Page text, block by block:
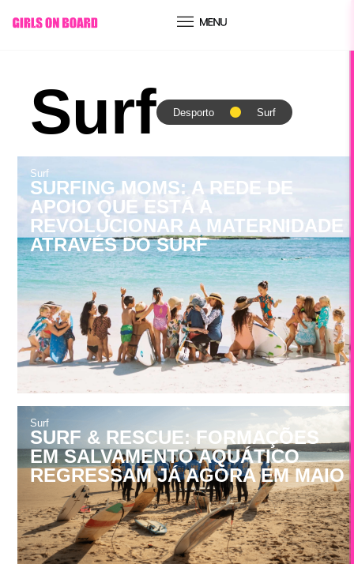
Surf Desporto Surf
Surf
SURFING MOMS: A REDE DE
APOIO QUE ESTÁ A
REVOLUCIONAR A MATERNIDADE
ATRAVÉS DO SURF
Surf
SURF & RESCUE: FORMAÇÕES
EM SALVAMENTO AQUÁTICO
REGRESSAM JÁ AGORA EM MAIO